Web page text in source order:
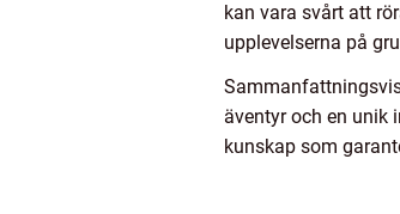
kan vara svårt att
upplevelserna på
äventyr och en unik
kunskap som